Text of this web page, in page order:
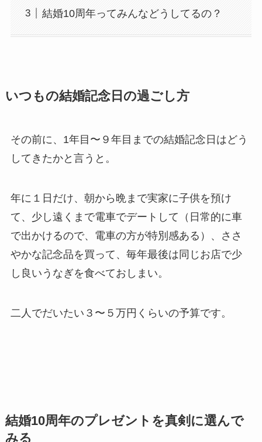
結婚10周年ってみんなどうしてるの？
いつもの結婚記念日の過ごし方
その前に、1年目〜９年目までの結婚記念日はどう
してきたかと言うと。
年に１日だけ、朝から晩まで実家に子供を預け
て、少し遠くまで電車でデートして（日常的に車
で出かけるので、電車の方が特別感ある）、ささ
やかな記念品を買って、毎年最後は同じお店で少
し良いうなぎを食べておしまい。
二人でだいたい３〜５万円くらいの予算です。
結婚10周年のプレゼントを真剣に選んで
みる